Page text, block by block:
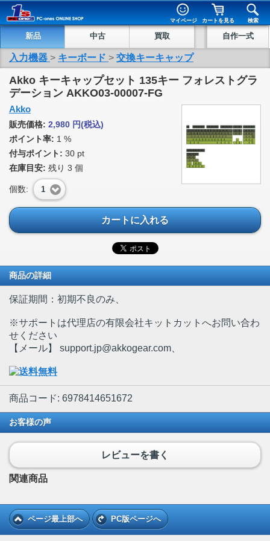
マイページ カートを見る 検索
新品 中古 買取 自作一式
入力機器 > キーボード > 交換キーキャップ
Akko キーキャップセット 135キー フォレストグラ
デーション AKKO03-00007-FG
Akko
販売価格: 2,980 円(税込)
ポイント率: 1 %
付与ポイント: 30 pt
在庫目安: 残り 3 個
個数: 1
カートに入れる
商品の詳細
保証期間：初期不良のみ、
※サポートは代理店の有限会社キットカットへお問い合わ
せください
【メール】 support.jp@akkogear.com、
商品コード: 6978414651672
お客様の声
レビューを書く
関連商品
ページ最上部へ PC版ページへ